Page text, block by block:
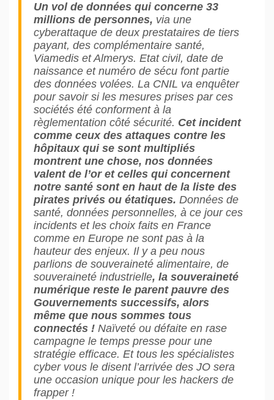
Un vol de données qui concerne 33
millions de personnes, via une
cyberattaque de deux prestataires de tiers
payant, des complémentaire santé,
Viamedis et Almerys. Etat civil, date de
naissance et numéro de sécu font partie
des données volées. La CNIL va enquêter
pour savoir si les mesures prises par ces
sociétés été conforment à la
règlementation côté sécurité. Cet incident
comme ceux des attaques contre les
hôpitaux qui se sont multipliés
montrent une chose, nos données
valent de l’or et celles qui concernent
notre santé sont en haut de la liste des
pirates privés ou étatiques. Données de
santé, données personnelles, à ce jour ces
incidents et les choix faits en France
comme en Europe ne sont pas à la
hauteur des enjeux. Il y a peu nous
parlions de souveraineté alimentaire, de
souveraineté industrielle, la souveraineté
numérique reste le parent pauvre des
Gouvernements successifs, alors
même que nous sommes tous
connectés ! Naïveté ou défaite en rase
campagne le temps presse pour une
stratégie efficace. Et tous les spécialistes
cyber vous le disent l’arrivée des JO sera
une occasion unique pour les hackers de
frapper !